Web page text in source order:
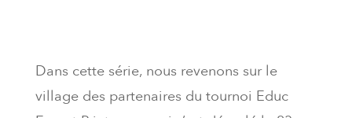
Dans cette série, nous revenons sur le
village des partenaires du tournoi Educ